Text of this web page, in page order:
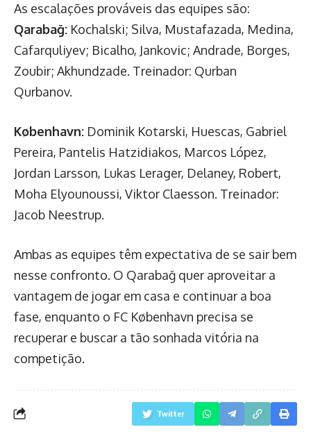
As escalações prováveis das equipes são:
Qarabağ: Kochalski; Silva, Mustafazada, Medina,
Cafarquliyev; Bicalho, Jankovic; Andrade, Borges,
Zoubir; Akhundzade. Treinador: Qurban
Qurbanov.
København: Dominik Kotarski, Huescas, Gabriel
Pereira, Pantelis Hatzidiakos, Marcos López,
Jordan Larsson, Lukas Lerager, Delaney, Robert,
Moha Elyounoussi, Viktor Claesson. Treinador:
Jacob Neestrup.
Ambas as equipes têm expectativa de se sair bem
nesse confronto. O Qarabağ quer aproveitar a
vantagem de jogar em casa e continuar a boa
fase, enquanto o FC København precisa se
recuperar e buscar a tão sonhada vitória na
competição.
Twitter